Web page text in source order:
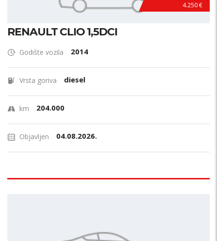
4.250 €
RENAULT CLIO 1,5DCI
Godište vozila 2014
Vrsta goriva diesel
km 204.000
Objavljen 04.08.2026.